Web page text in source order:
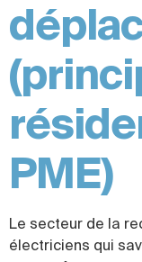
PME)
Le secteur de la
électriciens qui